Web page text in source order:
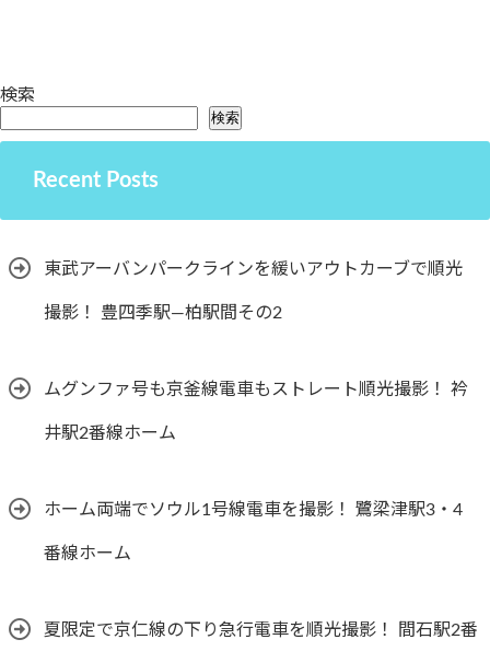
検索
検索
Recent Posts
東武アーバンパークラインを緩いアウトカーブで順光
撮影！ 豊四季駅―柏駅間その2
ムグンファ号も京釜線電車もストレート順光撮影！ 衿
井駅2番線ホーム
ホーム両端でソウル1号線電車を撮影！ 鷺梁津駅3・4
番線ホーム
夏限定で京仁線の下り急行電車を順光撮影！ 間石駅2番